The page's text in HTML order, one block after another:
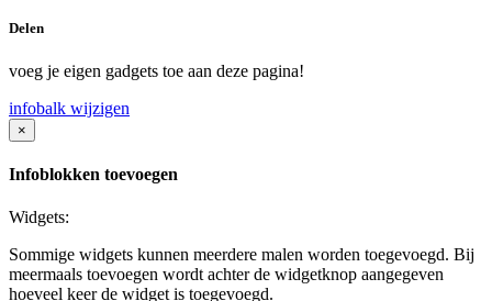
Delen
voeg je eigen gadgets toe aan deze pagina!
infobalk wijzigen
×
Infoblokken toevoegen
Widgets:
Sommige widgets kunnen meerdere malen worden toegevoegd. Bij
meermaals toevoegen wordt achter de widgetknop aangegeven
hoeveel keer de widget is toegevoegd.